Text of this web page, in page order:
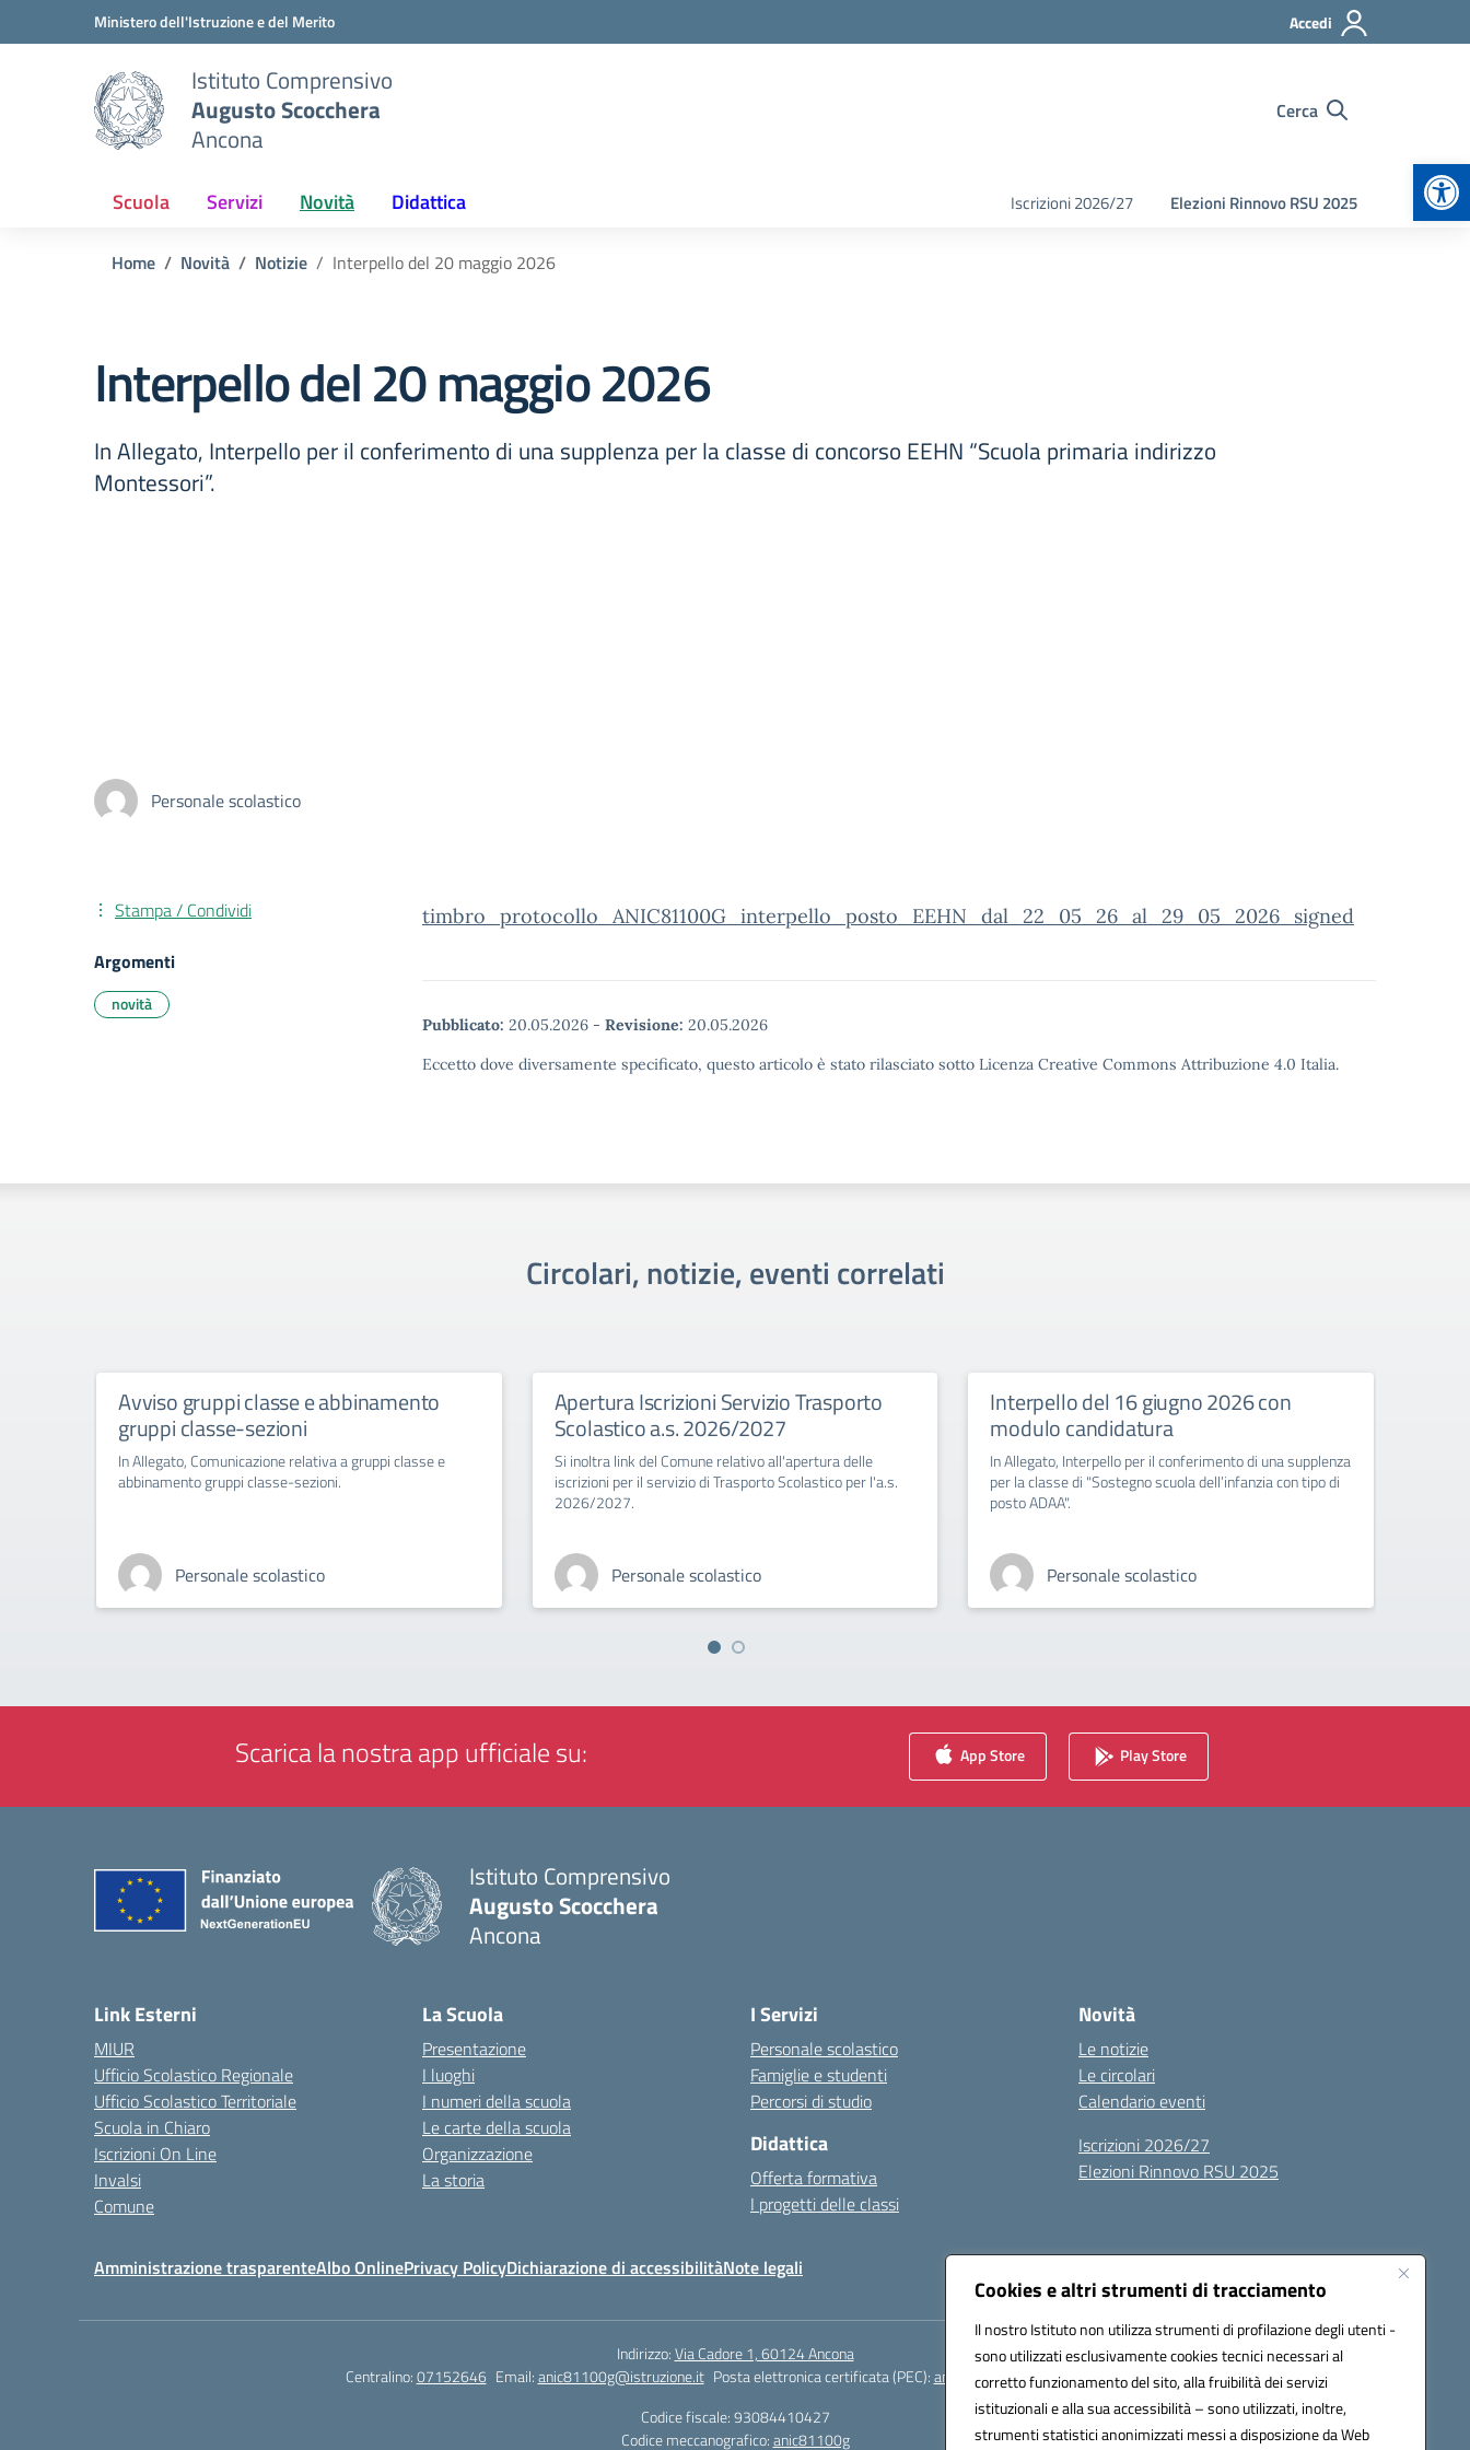
Cookies e altri strumenti di tracciamento
Il nostro Istituto non utilizza strumenti di profilazione degli utenti -
sono utilizzati esclusivamente cookies tecnici necessari al
corretto funzionamento del sito, alla fruibilità dei servizi
istituzionali e alla sua accessibilità – sono utilizzati, inoltre,
strumenti statistici anonimizzati messi a disposizione da Web
Vai ai contenuti
Vai al menu di navigazioneMinistero dell'Istruzione e del Merito Accedi
Istituto Comprensivo
Augusto Scocchera
Ancona
Cerca
Scuola Servizi Novità Didattica Iscrizioni 2026/27 Elezioni Rinnovo RSU 2025
Home Novità Notizie Interpello del 20 maggio 2026
Interpello del 20 maggio 2026
In Allegato, Interpello per il conferimento di una supplenza per la classe di concorso EEHN “Scuola primaria indirizzo
Montessori”.
Personale scolastico
timbro_protocollo_ANIC81100G_interpello_posto_EEHN_dal_22_05_26_al_29_05_2026_signed
Pubblicato: 20.05.2026 - Revisione: 20.05.2026
Eccetto dove diversamente specificato, questo articolo è stato rilasciato sotto Licenza Creative Commons Attribuzione 4.0 Italia.
Stampa / Condividi
Argomenti
novità
Circolari, notizie, eventi correlati
Avviso gruppi classe e abbinamento
gruppi classe-sezioni
In Allegato, Comunicazione relativa a gruppi classe e
abbinamento gruppi classe-sezioni.
Personale scolastico
Apertura Iscrizioni Servizio Trasporto
Scolastico a.s. 2026/2027
Si inoltra link del Comune relativo all'apertura delle
iscrizioni per il servizio di Trasporto Scolastico per l'a.s.
2026/2027.
Personale scolastico
Interpello del 16 giugno 2026 con
modulo candidatura
In Allegato, Interpello per il conferimento di una supplenza
per la classe di "Sostegno scuola dell’infanzia con tipo di
posto ADAA".
Personale scolastico
Scarica la nostra app ufficiale su: App Store Play Store
Istituto Comprensivo
Augusto Scocchera
Ancona
Link Esterni
MIUR
Ufficio Scolastico Regionale
Ufficio Scolastico Territoriale
Scuola in Chiaro
Iscrizioni On Line
Invalsi
Comune
La Scuola
Presentazione
I luoghi
I numeri della scuola
Le carte della scuola
Organizzazione
La storia
I Servizi
Personale scolastico
Famiglie e studenti
Percorsi di studio
Didattica
Offerta formativa
I progetti delle classi
Novità
Le notizie
Le circolari
Calendario eventi
Iscrizioni 2026/27
Elezioni Rinnovo RSU 2025
Amministrazione trasparenteAlbo OnlinePrivacy PolicyDichiarazione di accessibilitàNote legali
Indirizzo:Via Cadore 1, 60124 Ancona
Centralino:07152646 Email:anic81100g@istruzione.it Posta elettronica certificata (PEC):anic81100g@pec.istruzione.it
Codice fiscale: 93084410427
Codice meccanografico:anic81100g